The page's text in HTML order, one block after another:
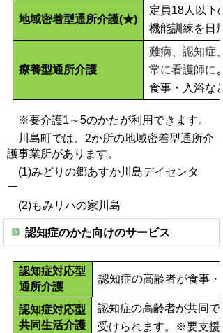
地域密着型通所介護(★)
定員18人以下
機能訓練を日
療養型通所介護
難病、認知症
常に看護師に
食事・入浴な
※要介護1～5のかたが利用できます。
川島町では、2か所の地域密着型通所介
護事業所があります。
(1)みどりの郷あすか川島デイセンタ
ー
(2)もみリハの家川島
認知症のかた向けのサービス
認知症対応型
通所介護
認知症の高齢者が食事
認知症対応型
共同生活介護
認知症の高齢者が共同
受けられます。※要支